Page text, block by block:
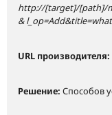
http://[target]/[path]/
&
URL производителя:
Решение: Способов